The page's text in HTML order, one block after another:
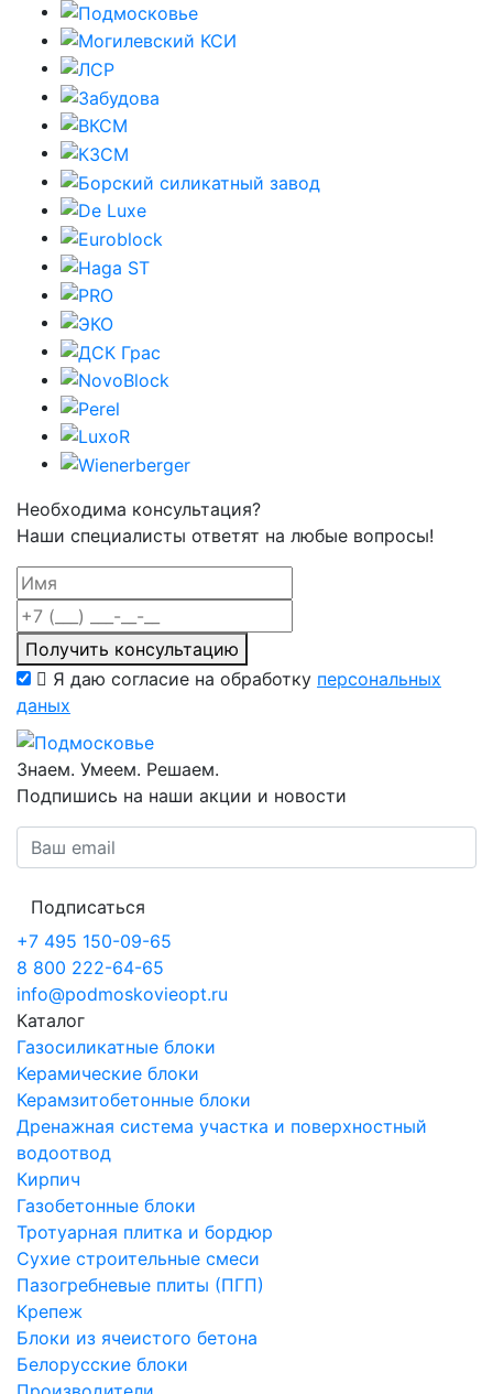
Необходима консультация?
Наши специалисты ответят на любые вопросы!
Получить консультацию
Я даю согласие на обработку персональных
даных
Знаем. Умеем. Решаем.
Подпишись на наши акции и новости
Подписаться
+7 495 150-09-65
8 800 222-64-65
info@podmoskovieopt.ru
Каталог
Газосиликатные блоки
Керамические блоки
Керамзитобетонные блоки
Дренажная система участка и поверхностный
водоотвод
Кирпич
Газобетонные блоки
Тротуарная плитка и бордюр
Сухие строительные смеси
Пазогребневые плиты (ПГП)
Крепеж
Блоки из ячеистого бетона
Белорусские блоки